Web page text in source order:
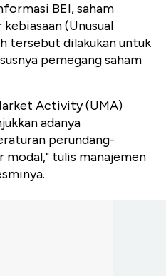
BEI, saham
(Unusual
tersebut dilakukan untuk
pemegang saham
Activity (UMA)
adanya
perundang-
modal," tulis manajemen